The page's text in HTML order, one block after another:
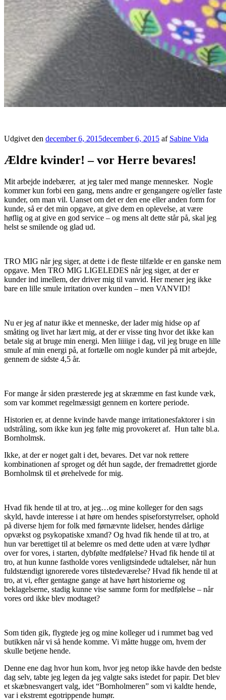
Udgivet den december 6, 2015december 6, 2015 af Sabine Vida
Ældre kvinder! – vor Herre bevares!
Mit arbejde indebærer, at jeg taler med mange mennesker. Nogle
kommer kun forbi een gang, mens andre er gengangere og/eller faste
kunder, om man vil. Uanset om det er den ene eller anden form for
kunde, så er det min opgave, at give dem en oplevelse, at være
høflig og at give en god service – og mens alt dette står på, skal jeg
helst se smilende og glad ud.
TRO MIG når jeg siger, at dette i de fleste tilfælde er en ganske nem
opgave. Men TRO MIG LIGELEDES når jeg siger, at der er
kunder ind imellem, der driver mig til vanvid. Her mener jeg ikke
bare en lille smule irritation over kunden – men VANVID!
Nu er jeg af natur ikke et menneske, der lader mig hidse op af
småting og livet har lært mig, at der er visse ting hvor det ikke kan
betale sig at bruge min energi. Men liiiige i dag, vil jeg bruge en lille
smule af min energi på, at fortælle om nogle kunder på mit arbejde,
gennem de sidste 4,5 år.
For mange år siden præsterede jeg at skræmme en fast kunde væk,
som var kommet regelmæssigt gennem en kortere periode.
Historien er, at denne kvinde havde mange irritationesfaktorer i sin
udstråling, som ikke kun jeg følte mig provokeret af. Hun talte bl.a.
Bornholmsk.
Ikke, at der er noget galt i det, bevares. Det var nok rettere
kombinationen af sproget og dét hun sagde, der fremadrettet gjorde
Bornholmsk til et ørehelvede for mig.
Hvad fik hende til at tro, at jeg…og mine kolleger for den sags
skyld, havde interesse i at høre om hendes spiseforstyrrelser, ophold
på diverse hjem for folk med førnævnte lidelser, hendes dårlige
opvækst og psykopatiske xmand? Og hvad fik hende til at tro, at
hun var berettiget til at belemre os med dette uden at være lydhør
over for vores, i starten, dybfølte medfølelse? Hvad fik hende til at
tro, at hun kunne fastholde vores venligtsindede udtalelser, når hun
fuldstændigt ignorerede vores tilstedeværelse? Hvad fik hende til at
tro, at vi, efter gentagne gange at have hørt historierne og
beklagelserne, stadig kunne vise samme form for medfølelse – når
vores ord ikke blev modtaget?
Som tiden gik, flygtede jeg og mine kolleger ud i rummet bag ved
butikken når vi så hende komme. Vi måtte hugge om, hvem der
skulle betjene hende.
Denne ene dag hvor hun kom, hvor jeg netop ikke havde den bedste
dag selv, tabte jeg legen da jeg valgte saks istedet for papir. Det blev
et skæbnesvangert valg, idet “Bornholmeren” som vi kaldte hende,
var i ekstremt egotrippende humør.